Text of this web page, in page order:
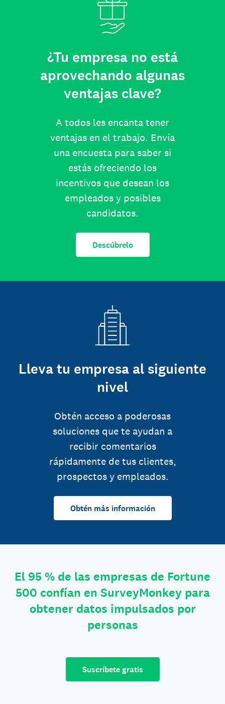
¿Tu empresa no está
aprovechando algunas
ventajas clave?
A todos les encanta tener
ventajas en el trabajo. Envía
una encuesta para saber si
estás ofreciendo los
incentivos que desean los
empleados y posibles
candidatos.
Descúbrelo
Lleva tu empresa al siguiente
nivel
Obtén acceso a poderosas
soluciones que te ayudan a
recibir comentarios
rápidamente de tus clientes,
prospectos y empleados.
Obtén más información
El 95 % de las empresas de Fortune
500 confían en SurveyMonkey para
obtener datos impulsados por
personas
Suscríbete gratis